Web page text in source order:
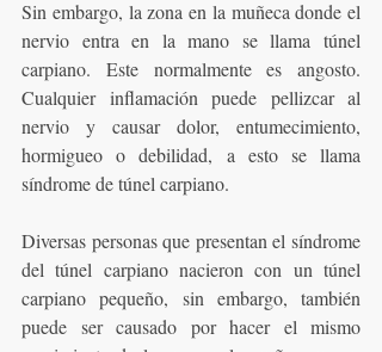
Sin embargo, la zona en la muñeca donde el
nervio entra en la mano se llama túnel
carpiano. Este normalmente es angosto.
Cualquier inflamación puede pellizcar al
nervio y causar dolor, entumecimiento,
hormigueo o debilidad, a esto se llama
síndrome de túnel carpiano.
Diversas personas que presentan el síndrome
del túnel carpiano nacieron con un túnel
carpiano pequeño, sin embargo, también
puede ser causado por hacer el mismo